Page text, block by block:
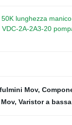
lunghezza
2A-2A3-20
Mov,
, Varistor a